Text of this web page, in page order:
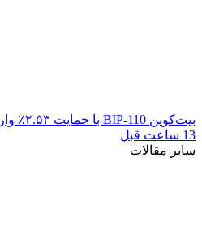
بیت‌کوین BIP-110 با حمایت ۲.۵۳٪ وارد فاز اجباری شد
13 ساعت قبل
سایر مقالات